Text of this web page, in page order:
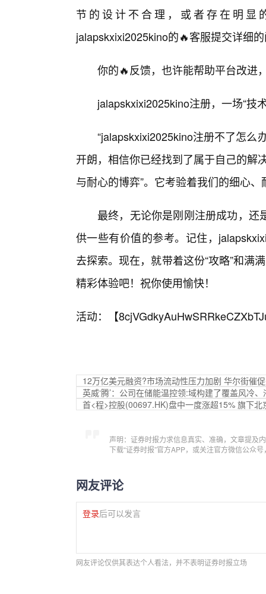
节的设计不合理，或者存在明显
jalapskxixi2025kino的🔥客服提交详细
你的🔥反馈，也许能帮助平台改进
jalapskxixi2025kino注册，一场“技
“jalapskxixi2025kino注册不了怎么
开朗，相信你已经找到了属于自己的解
与耐心的博弈”。它考验着我们的细心
最终，无论你是刚刚注册成功，还
供一些有价值的参考。记住，
去探索。现在，就带着这份“攻略”和满
精彩体验吧！祝你使用愉快！
活动：【
12万亿美元融资?市场流动性压力加剧 华尔街催
英威‘腾’：公司在储能温控领:域构建了覆盖风冷
首<程>控股(00697.HK)盘中一度涨超15% 旗下
声明：证券时报力求信息真实、准确，文章提及
下载“证券时报”官方APP，或关注官方微信公众
网友评论
登录后可以发言
网友评论仅供其表达个人看法，并不表明证券时报立场